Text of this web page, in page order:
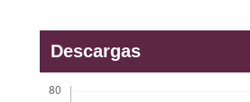
Descargas